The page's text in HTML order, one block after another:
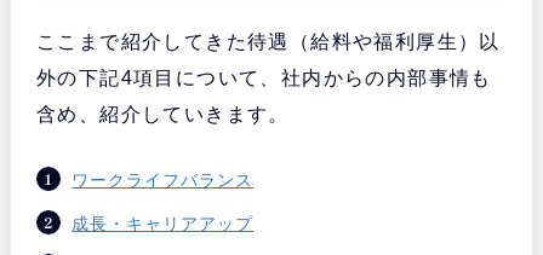
ここまで紹介してきた待遇（給料や福利厚生）以
外の下記4項目について、社内からの内部事情も
含め、紹介していきます。
ワークライフバランス
成長・キャリアアップ